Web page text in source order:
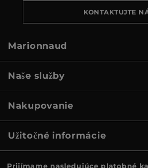
KONTAKTUJTE
Marionnaud
Naše služby
Nakupovanie
Užitočné informácie
Prijímame nasledujúce platobné